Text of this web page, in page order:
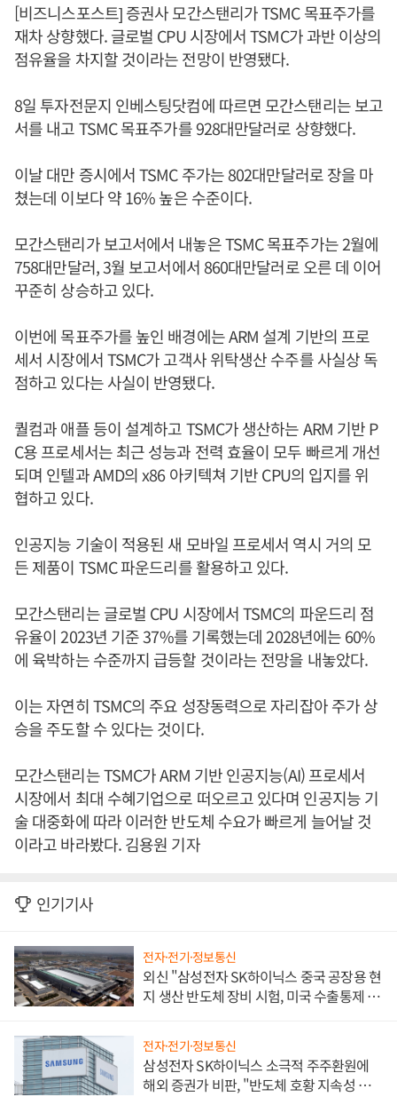
[비즈니스포스트] 증권사 모간스탠리가 TSMC 목표주가를
재차 상향했다. 글로벌 CPU 시장에서 TSMC가 과반 이상의
점유율을 차지할 것이라는 전망이 반영됐다.
8일 투자전문지 인베스팅닷컴에 따르면 모간스탠리는 보고
서를 내고 TSMC 목표주가를 928대만달러로 상향했다.
이날 대만 증시에서 TSMC 주가는 802대만달러로 장을 마
쳤는데 이보다 약 16% 높은 수준이다.
모간스탠리가 보고서에서 내놓은 TSMC 목표주가는 2월에
758대만달러, 3월 보고서에서 860대만달러로 오른 데 이어
꾸준히 상승하고 있다.
이번에 목표주가를 높인 배경에는 ARM 설계 기반의 프로
세서 시장에서 TSMC가 고객사 위탁생산 수주를 사실상 독
점하고 있다는 사실이 반영됐다.
퀄컴과 애플 등이 설계하고 TSMC가 생산하는 ARM 기반 P
C용 프로세서는 최근 성능과 전력 효율이 모두 빠르게 개선
되며 인텔과 AMD의 x86 아키텍쳐 기반 CPU의 입지를 위
협하고 있다.
인공지능 기술이 적용된 새 모바일 프로세서 역시 거의 모
든 제품이 TSMC 파운드리를 활용하고 있다.
모간스탠리는 글로벌 CPU 시장에서 TSMC의 파운드리 점
유율이 2023년 기준 37%를 기록했는데 2028년에는 60%
에 육박하는 수준까지 급등할 것이라는 전망을 내놓았다.
이는 자연히 TSMC의 주요 성장동력으로 자리잡아 주가 상
승을 주도할 수 있다는 것이다.
모간스탠리는 TSMC가 ARM 기반 인공지능(AI) 프로세서
시장에서 최대 수혜기업으로 떠오르고 있다며 인공지능 기
술 대중화에 따라 이러한 반도체 수요가 빠르게 늘어날 것
이라고 바라봤다. 김용원 기자
인기기사
전자·전기·정보통신
외신 "삼성전자 SK하이닉스 중국 공장용 현
지 생산 반도체 장비 시험, 미국 수출통제 대
전자·전기·정보통신
삼성전자 SK하이닉스 소극적 주주환원에
해외 증권가 비판, "반도체 호황 지속성 의